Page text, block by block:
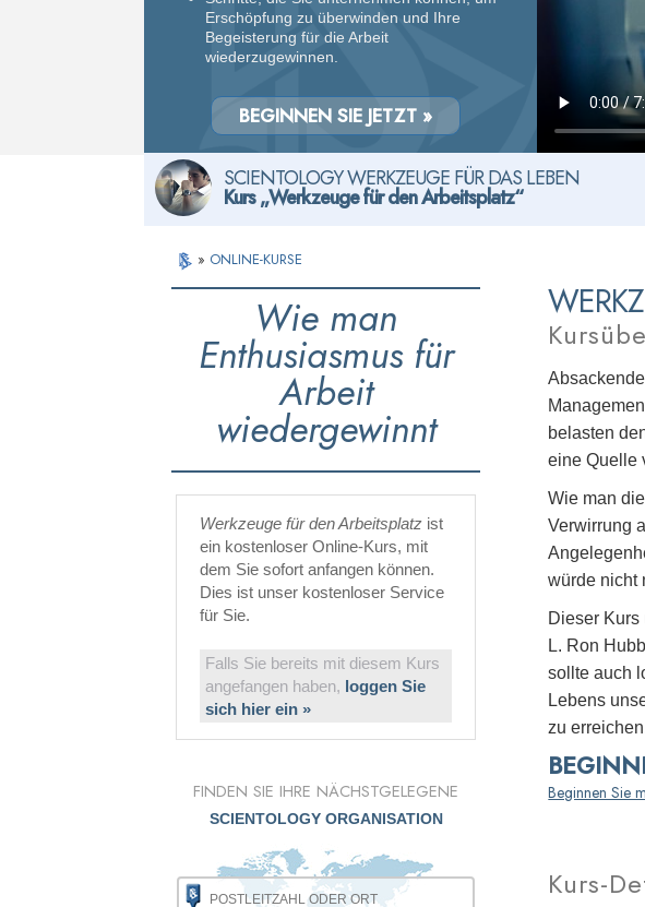
Liebe und Hass – Was
Erschöpfung zu überwinden und Ihre
Begeisterung für die Arbeit
wiederzugewinnen.
BEGINNEN SIE JETZT »
SCIENTOLOGY WERKZEUGE FÜR DAS LEBEN
Kurs „Werkzeuge für den Arbeitsplatz“
» ONLINE-KURSE
belasten
eine Quelle
Wie man
Verwirrung
würde nicht
Dieser
L. Ron
sollte auch
Lebens
zu
Beginnen Sie
Kurs-
Wie man
Enthusiasmus für
Arbeit
wiedergewinnt
Werkzeuge für den Arbeitsplatz ist
ein kostenloser Online-Kurs, mit
dem Sie sofort anfangen können.
Dies ist unser kostenloser Service
für Sie.
Falls Sie bereits mit diesem Kurs
angefangen haben, loggen Sie
sich hier ein »
FINDEN SIE IHRE NÄCHSTGELEGENE
SCIENTOLOGY ORGANISATION